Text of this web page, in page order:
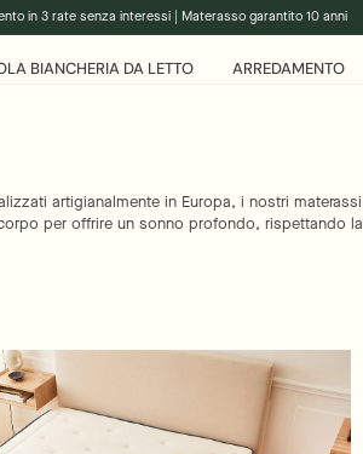
in 3 rate senza interessi | Materasso garantito 10 anni
BIANCHERIA DA LETTO ARREDAMENTO
artigianalmente in Europa, i nostri
per offrire un sonno profondo, rispettando la